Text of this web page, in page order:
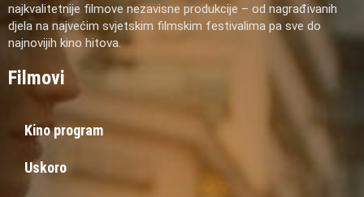
najkvalitetnije filmove nezavisne produkcije – od nagrađivanih
djela na najvećim svjetskim filmskim festivalima pa sve do
najnovijih kino hitova.
Filmovi
Kino program
Uskoro